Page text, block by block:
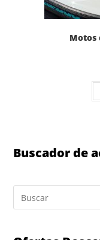
Motos
Buscador de